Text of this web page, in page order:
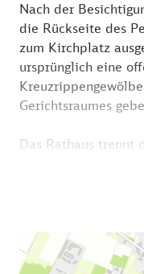
Nach der
die Rückseite des
zum Kirchplatz
ursprünglich eine
Gerichtsraumes
Das Rathaus trennt
Markt. Der Weg
alten Gebäude
Haus Nr. 4. Es
Häuser der Stadt.
rautenförmiges